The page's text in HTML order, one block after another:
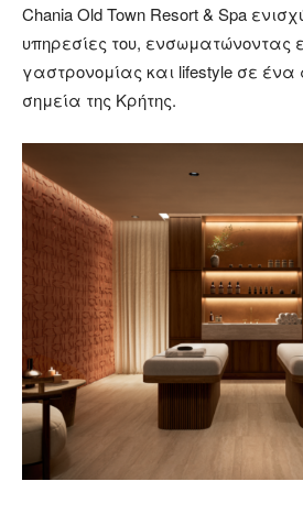
Chania Old Town Resort & Spa
υπηρεσίες του, ενσωματώνοντας
γαστρονομίας και lifestyle σε ένα
σημεία της Κρήτης.